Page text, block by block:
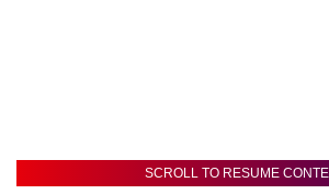
SCROLL TO RESUME